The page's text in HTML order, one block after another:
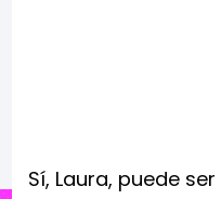
Sí, Laura, puede